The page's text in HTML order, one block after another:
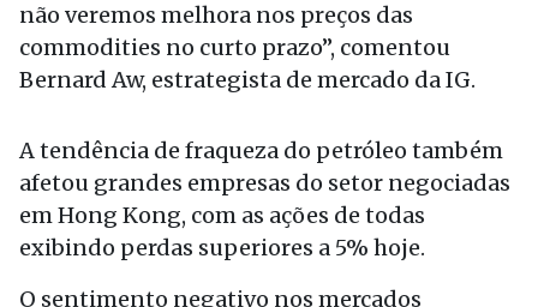
não veremos melhora nos preços das
commodities no curto prazo”, comentou
Bernard Aw, estrategista de mercado da IG.
A tendência de fraqueza do petróleo também
afetou grandes empresas do setor negociadas
em Hong Kong, com as ações de todas
exibindo perdas superiores a 5% hoje.
O sentimento negativo nos mercados